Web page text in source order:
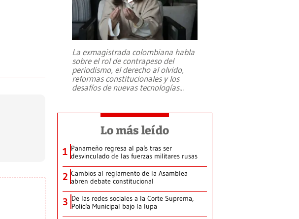
La exmagistrada colombiana habla
sobre el rol de contrapeso del
periodismo, el derecho al olvido,
reformas constitucionales y los
desafíos de nuevas tecnologías...
Lo más leído
1 Panameño regresa al país tras ser
desvinculado de las fuerzas militares rusas
2 Cambios al reglamento de la Asamblea
abren debate constitucional
3 De las redes sociales a la Corte Suprema,
Policía Municipal bajo la lupa